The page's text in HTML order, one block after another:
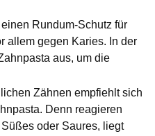
einen Rundum-Schutz für
allem gegen Karies. In der
aus, um die
Zähnen empfiehlt sich
. Denn reagieren
oder Saures, liegt